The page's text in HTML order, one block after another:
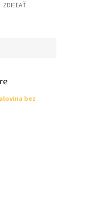
ZDIEĽAŤ
bez